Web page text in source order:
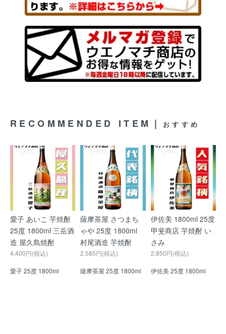
RECOMMENDED ITEM｜ おすすめ
愛子 あいこ 芋焼酎
25度 1800ml 三岳酒
造 屋久島焼酎
4,400円(税込)
愛子 25度 1800ml
薩摩茶屋 さつまち
ゃや 25度 1800ml
村尾酒造 芋焼酎
2,585円(税込)
薩摩茶屋 25度 1800ml
伊佐美 1800ml 25度
甲斐商店 芋焼酎 い
さみ
2,850円(税込)
伊佐美 25度 1800ml